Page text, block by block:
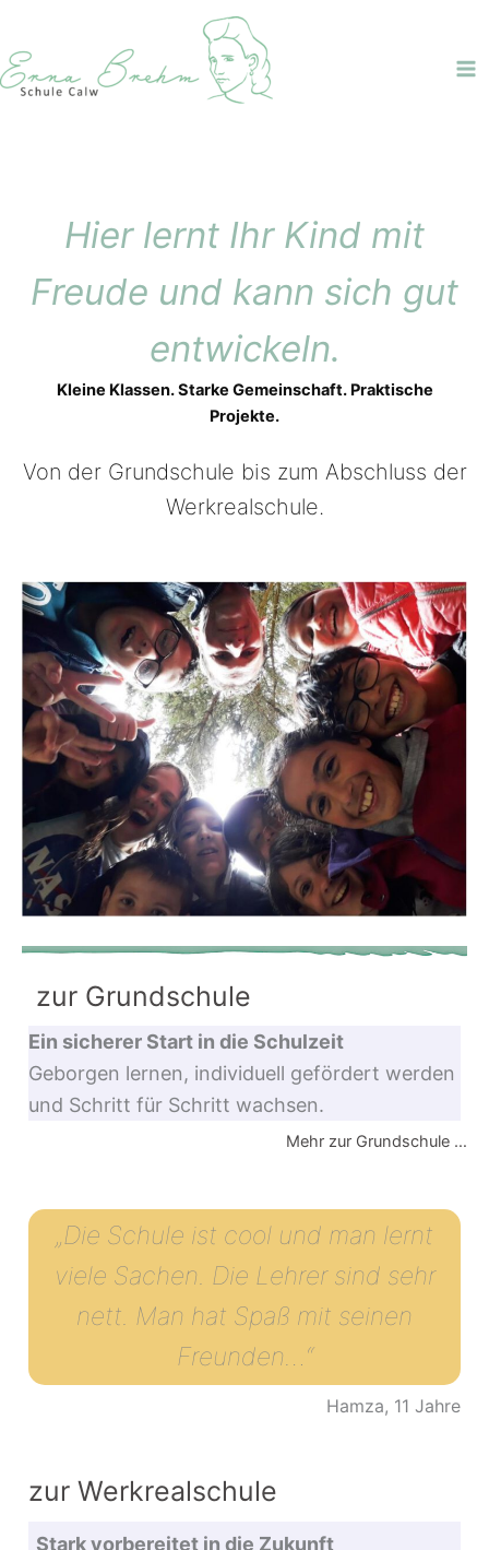
springen
Hier lernt Ihr Kind mit
Freude und kann sich gut
entwickeln.
Kleine Klassen. Starke Gemeinschaft. Praktische
Projekte.
Von der Grundschule bis zum Abschluss der
Werkrealschule.
zur Grundschule
Ein sicherer Start in die Schulzeit
Geborgen lernen, individuell gefördert werden
und Schritt für Schritt wachsen.
Mehr zur Grundschule …
„Die Schule ist cool und man lernt
viele Sachen. Die Lehrer sind sehr
nett. Man hat Spaß mit seinen
Freunden…“
Hamza, 11 Jahre
zur Werkrealschule
Stark vorbereitet in die Zukunft